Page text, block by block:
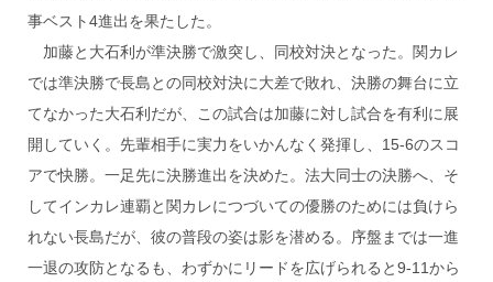
事ベスト4進出を果たした。
加藤と大石利が準決勝で激突し、同校対決となった。関カレ
では準決勝で長島との同校対決に大差で敗れ、決勝の舞台に立
てなかった大石利だが、この試合は加藤に対し試合を有利に展
開していく。先輩相手に実力をいかんなく発揮し、15-6のスコ
アで快勝。一足先に決勝進出を決めた。法大同士の決勝へ、そ
してインカレ連覇と関カレにつづいての優勝のためには負けら
れない長島だが、彼の普段の姿は影を潜める。序盤までは一進
一退の攻防となるも、わずかにリードを広げられると9-11から